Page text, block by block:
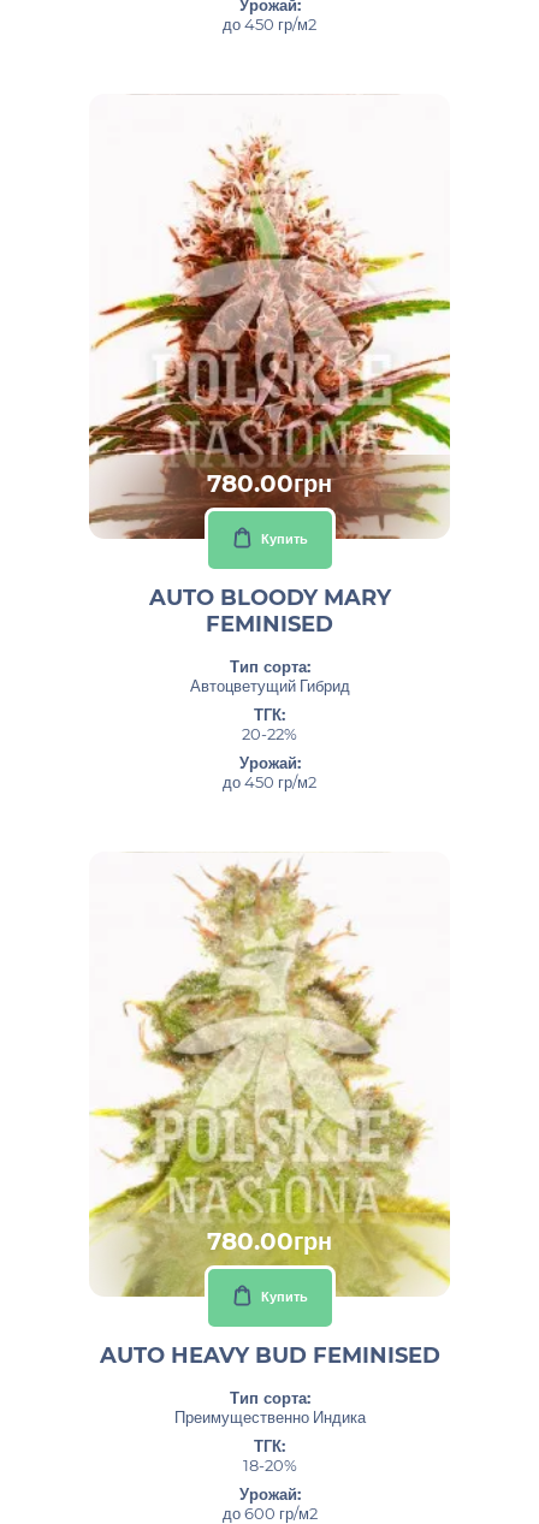
Урожай:
до 450 гр/м2
780.00грн
Купить
AUTO BLOODY MARY
FEMINISED
Тип сорта:
Автоцветущий Гибрид
ТГК:
20-22%
Урожай:
до 450 гр/м2
780.00грн
Купить
AUTO HEAVY BUD FEMINISED
Тип сорта:
Преимущественно Индика
ТГК:
18-20%
Урожай:
до 600 гр/м2